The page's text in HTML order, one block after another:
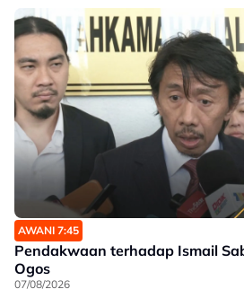
AWANI 7:45
Pendakwaan terhadap Ismail
Ogos
07/08/2026